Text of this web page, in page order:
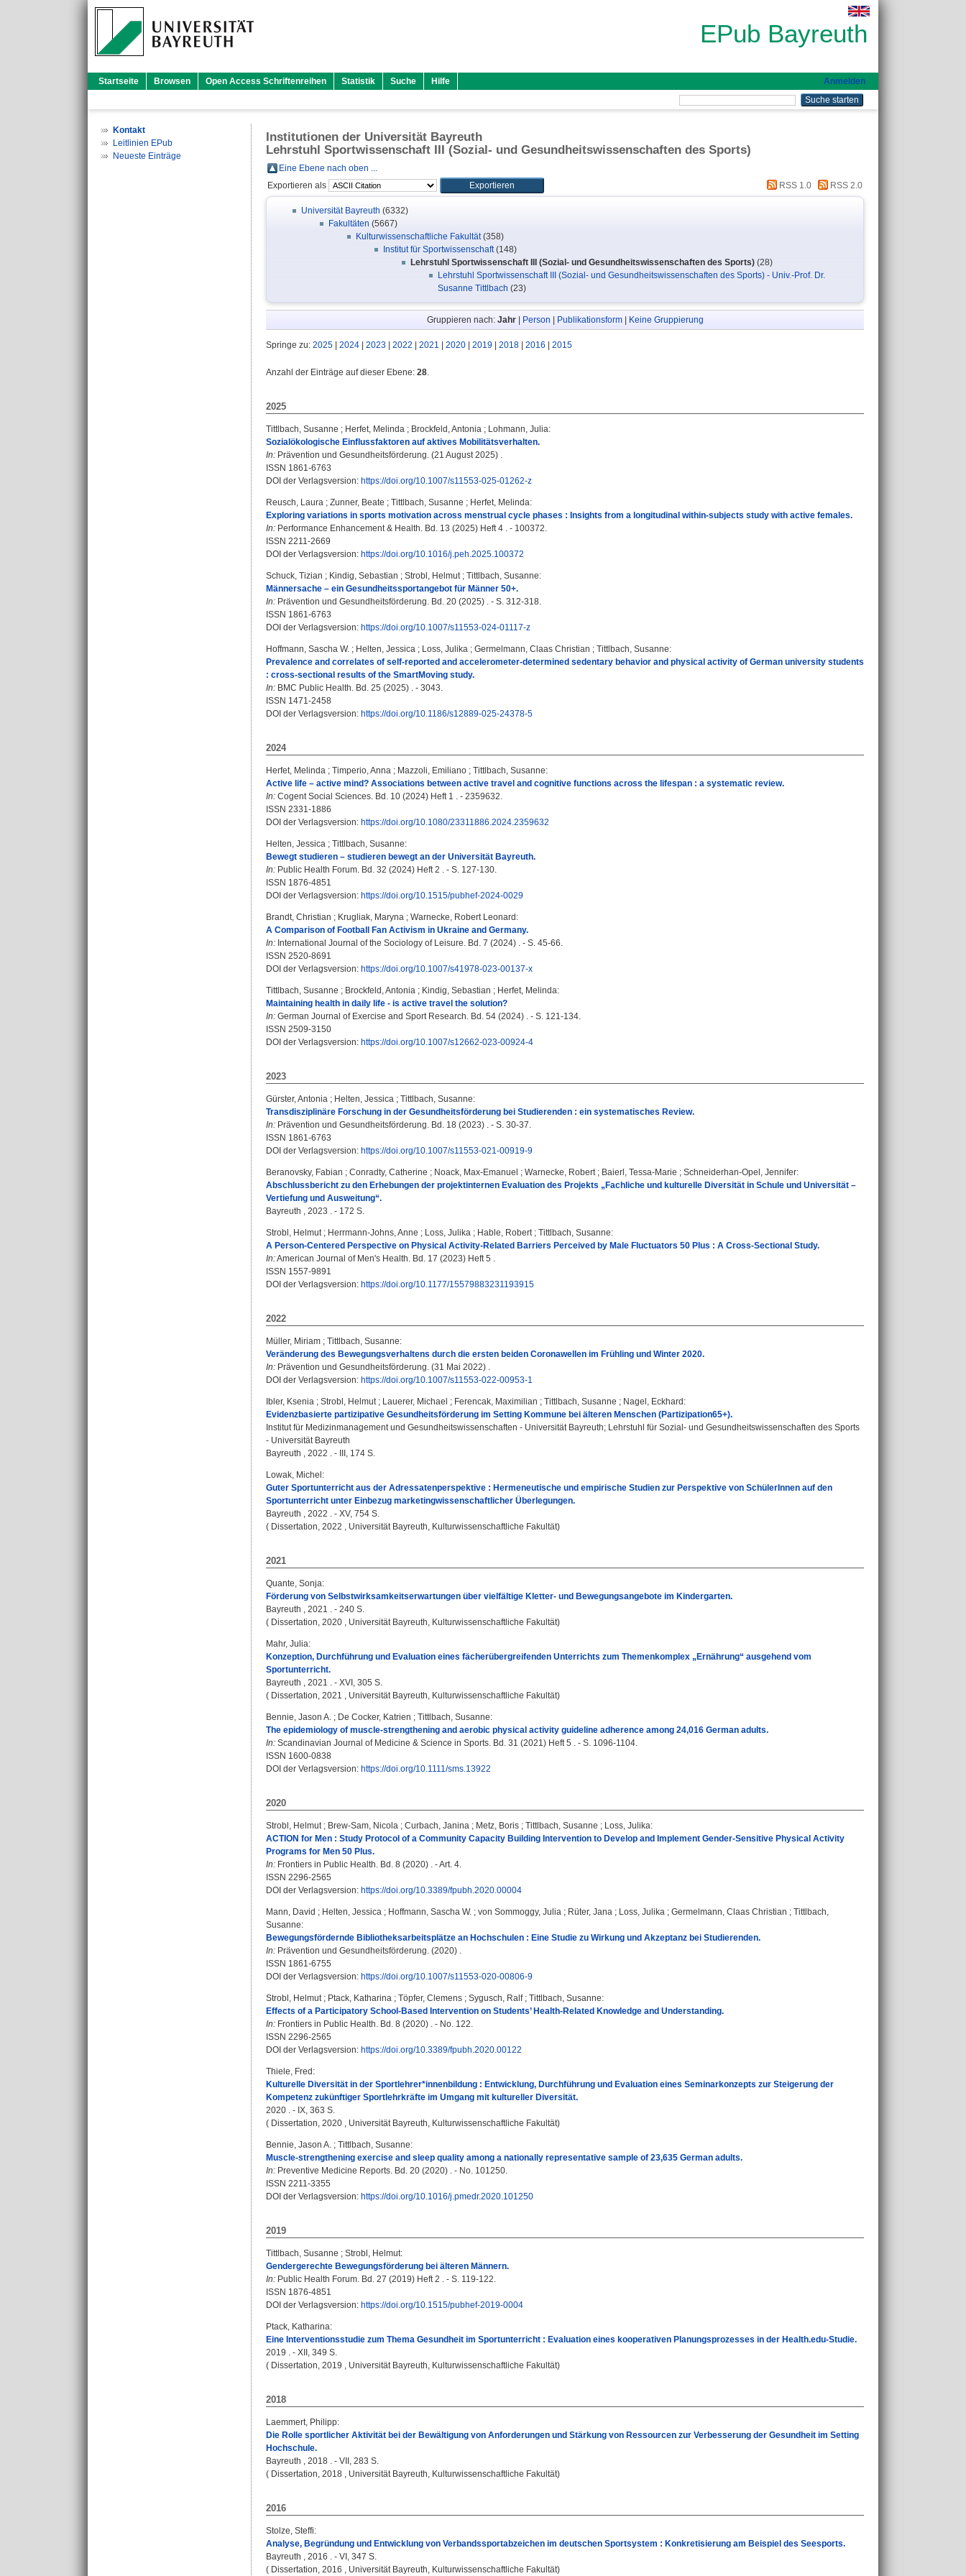
EPub Bayreuth
Startseite Browsen Open Access Schriftenreihen Statistik Suche Hilfe Anmelden
Kontakt
Leitlinien EPub
Neueste Einträge
Institutionen der Universität Bayreuth
Lehrstuhl Sportwissenschaft III (Sozial- und Gesundheitswissenschaften des Sports)
Eine Ebene nach oben ...
Exportieren als
RSS 1.0 RSS 2.0
Universität Bayreuth (6332)
Fakultäten (5667)
Kulturwissenschaftliche Fakultät(358)
Institut für Sportwissenschaft(148)
Lehrstuhl Sportwissenschaft III (Sozial- und Gesundheitswissenschaften des Sports) (28)
Lehrstuhl Sportwissenschaft III (Sozial- und Gesundheitswissenschaften des Sports) - Univ.-Prof. Dr.
Susanne Tittlbach (23)
Gruppieren nach: Jahr| Person Publikationsform| Keine Gruppierung
Springe zu: 2025 2024 2023 2022 2021 2020 2019 2018 2016 2015
Anzahl der Einträge auf dieser Ebene: 28.
2025
Tittlbach, Susanne ; Herfet, Melinda ; Brockfeld, Antonia ; Lohmann, Julia:
Sozialökologische Einflussfaktoren auf aktives Mobilitätsverhalten.
In: Prävention und Gesundheitsförderung. (21 August 2025) .
ISSN 1861-6763
DOI der Verlagsversion: https://doi.org/10.1007/s11553-025-01262-z
Reusch, Laura ; Zunner, Beate ; Tittlbach, Susanne ; Herfet, Melinda:
Exploring variations in sports motivation across menstrual cycle phases : Insights from a longitudinal within-subjects study with active females.
In: Performance Enhancement & Health. Bd. 13 (2025) Heft 4 . - 100372.
ISSN 2211-2669
DOI der Verlagsversion: https://doi.org/10.1016/j.peh.2025.100372
Schuck, Tizian ; Kindig, Sebastian ; Strobl, Helmut; Tittlbach, Susanne:
Männersache – ein Gesundheitssportangebot für Männer 50+.
In: Prävention und Gesundheitsförderung. Bd. 20 (2025) . - S. 312-318.
ISSN 1861-6763
DOI der Verlagsversion: https://doi.org/10.1007/s11553-024-01117-z
Hoffmann, Sascha W. ; Helten, Jessica ; Loss, Julika ; Germelmann, Claas Christian ; Tittlbach, Susanne:
Prevalence and correlates of self-reported and accelerometer-determined sedentary behavior and physical activity of German university students
: cross-sectional results of the SmartMoving study.
In: BMC Public Health. Bd. 25 (2025) . - 3043.
ISSN 1471-2458
DOI der Verlagsversion: https://doi.org/10.1186/s12889-025-24378-5
2024
Herfet, Melinda ; Timperio, Anna ; Mazzoli, Emiliano ; Tittlbach, Susanne:
Active life – active mind? Associations between active travel and cognitive functions across the lifespan : a systematic review.
In: Cogent Social Sciences. Bd. 10 (2024) Heft 1 . - 2359632.
ISSN 2331-1886
DOI der Verlagsversion: https://doi.org/10.1080/23311886.2024.2359632
Helten, Jessica ; Tittlbach, Susanne:
Bewegt studieren – studieren bewegt an der Universität Bayreuth.
In: Public Health Forum. Bd. 32 (2024) Heft 2 . - S. 127-130.
ISSN 1876-4851
DOI der Verlagsversion: https://doi.org/10.1515/pubhef-2024-0029
Brandt, Christian ; Krugliak, Maryna ; Warnecke, Robert Leonard :
A Comparison of Football Fan Activism in Ukraine and Germany.
In: International Journal of the Sociology of Leisure. Bd. 7 (2024) . - S. 45-66.
ISSN 2520-8691
DOI der Verlagsversion: https://doi.org/10.1007/s41978-023-00137-x
Tittlbach, Susanne ; Brockfeld, Antonia ; Kindig, Sebastian ; Herfet, Melinda:
Maintaining health in daily life - is active travel the solution?
In: German Journal of Exercise and Sport Research. Bd. 54 (2024) . - S. 121-134.
ISSN 2509-3150
DOI der Verlagsversion: https://doi.org/10.1007/s12662-023-00924-4
2023
Gürster, Antonia ; Helten, Jessica ; Tittlbach, Susanne:
Transdisziplinäre Forschung in der Gesundheitsförderung bei Studierenden : ein systematisches Review.
In: Prävention und Gesundheitsförderung. Bd. 18 (2023) . - S. 30-37.
ISSN 1861-6763
DOI der Verlagsversion: https://doi.org/10.1007/s11553-021-00919-9
Beranovsky, Fabian ; Conradty, Catherine ; Noack, Max-Emanuel ; Warnecke, Robert; Baierl, Tessa-Marie ; Schneiderhan-Opel, Jennifer:
Abschlussbericht zu den Erhebungen der projektinternen Evaluation des Projekts „Fachliche und kulturelle Diversität in Schule und Universität –
Vertiefung und Ausweitung“.
Bayreuth , 2023 . - 172 S.
Strobl, Helmut; Herrmann-Johns, Anne ; Loss, Julika ; Hable, Robert; Tittlbach, Susanne:
A Person-Centered Perspective on Physical Activity-Related Barriers Perceived by Male Fluctuators 50 Plus : A Cross-Sectional Study.
In:American Journal of Men's Health. Bd. 17 (2023) Heft 5 .
ISSN 1557-9891
DOI der Verlagsversion: https://doi.org/10.1177/15579883231193915
2022
Müller, Miriam ; Tittlbach, Susanne:
Veränderung des Bewegungsverhaltens durch die ersten beiden Coronawellen im Frühling und Winter 2020.
In: Prävention und Gesundheitsförderung. (31 Mai 2022) .
DOI der Verlagsversion: https://doi.org/10.1007/s11553-022-00953-1
Ibler, Ksenia ; Strobl, Helmut; Lauerer, Michael ; Ferencak, Maximilian ; Tittlbach, Susanne ; Nagel, Eckhard :
Evidenzbasierte partizipative Gesundheitsförderung im Setting Kommune bei älteren Menschen (Partizipation65+).
Institut für Medizinmanagement und Gesundheitswissenschaften - Universität Bayreuth; Lehrstuhl für Sozial- und Gesundheitswissenschaften des Sports
- Universität Bayreuth
Bayreuth , 2022 . - III, 174 S.
Lowak, Michel :
Guter Sportunterricht aus der Adressatenperspektive : Hermeneutische und empirische Studien zur Perspektive von SchülerInnen auf den
Sportunterricht unter Einbezug marketingwissenschaftlicher Überlegungen.
Bayreuth , 2022 . - XV, 754 S.
( Dissertation, 2022 , Universität Bayreuth, Kulturwissenschaftliche Fakultät)
2021
Quante, Sonja:
Förderung von Selbstwirksamkeitserwartungen über vielfältige Kletter- und Bewegungsangebote im Kindergarten.
Bayreuth , 2021 . - 240 S.
( Dissertation, 2020 , Universität Bayreuth, Kulturwissenschaftliche Fakultät)
Mahr, Julia:
Konzeption, Durchführung und Evaluation eines fächerübergreifenden Unterrichts zum Themenkomplex „Ernährung“ ausgehend vom
Sportunterricht.
Bayreuth , 2021 . - XVI, 305 S.
( Dissertation, 2021 , Universität Bayreuth, Kulturwissenschaftliche Fakultät)
Bennie, Jason A. ; De Cocker, Katrien ; Tittlbach, Susanne:
The epidemiology of muscle-strengthening and aerobic physical activity guideline adherence among 24,016 German adults.
In: Scandinavian Journal of Medicine & Science in Sports. Bd. 31 (2021) Heft 5 . - S. 1096-1104.
ISSN 1600-0838
DOI der Verlagsversion: https://doi.org/10.1111/sms.13922
2020
Strobl, Helmut; Brew-Sam, Nicola ; Curbach, Janina ; Metz, Boris ; Tittlbach, Susanne ; Loss, Julika:
ACTION for Men : Study Protocol of a Community Capacity Building Intervention to Develop and Implement Gender-Sensitive Physical Activity
Programs for Men 50 Plus.
In: Frontiers in Public Health. Bd. 8 (2020) . - Art. 4.
ISSN 2296-2565
DOI der Verlagsversion: https://doi.org/10.3389/fpubh.2020.00004
Mann, David ; Helten, Jessica ; Hoffmann, Sascha W. ; von Sommoggy, Julia ; Rüter, Jana ; Loss, Julika ; Germelmann, Claas Christian ; Tittlbach,
Susanne:
Bewegungsfördernde Bibliotheksarbeitsplätze an Hochschulen : Eine Studie zu Wirkung und Akzeptanz bei Studierenden.
In: Prävention und Gesundheitsförderung. (2020) .
ISSN 1861-6755
DOI der Verlagsversion: https://doi.org/10.1007/s11553-020-00806-9
Strobl, Helmut; Ptack, Katharina ; Töpfer, Clemens ; Sygusch, Ralf; Tittlbach, Susanne:
Effects of a Participatory School-Based Intervention on Students’ Health-Related Knowledge and Understanding.
In: Frontiers in Public Health. Bd. 8 (2020) . - No. 122.
ISSN 2296-2565
DOI der Verlagsversion: https://doi.org/10.3389/fpubh.2020.00122
Thiele, Fred :
Kulturelle Diversität in der Sportlehrer*innenbildung : Entwicklung, Durchführung und Evaluation eines Seminarkonzepts zur Steigerung der
Kompetenz zukünftiger Sportlehrkräfte im Umgang mit kultureller Diversität.
2020 . - IX, 363 S.
( Dissertation, 2020 , Universität Bayreuth, Kulturwissenschaftliche Fakultät)
Bennie, Jason A. ; Tittlbach, Susanne:
Muscle-strengthening exercise and sleep quality among a nationally representative sample of 23,635 German adults.
In: Preventive Medicine Reports. Bd. 20 (2020) . - No. 101250.
ISSN 2211-3355
DOI der Verlagsversion: https://doi.org/10.1016/j.pmedr.2020.101250
2019
Tittlbach, Susanne ; Strobl, Helmut:
Gendergerechte Bewegungsförderung bei älteren Männern.
In: Public Health Forum. Bd. 27 (2019) Heft 2 . - S. 119-122.
ISSN 1876-4851
DOI der Verlagsversion: https://doi.org/10.1515/pubhef-2019-0004
Ptack, Katharina:
Eine Interventionsstudie zum Thema Gesundheit im Sportunterricht : Evaluation eines kooperativen Planungsprozesses in der Health.edu-Studie.
2019 . - XII, 349 S.
( Dissertation, 2019 , Universität Bayreuth, Kulturwissenschaftliche Fakultät)
2018
Laemmert, Philipp:
Die Rolle sportlicher Aktivität bei der Bewältigung von Anforderungen und Stärkung von Ressourcen zur Verbesserung der Gesundheit im Setting
Hochschule.
Bayreuth , 2018 . - VII, 283 S.
( Dissertation, 2018 , Universität Bayreuth, Kulturwissenschaftliche Fakultät)
2016
Stolze, Steffi:
Analyse, Begründung und Entwicklung von Verbandssportabzeichen im deutschen Sportsystem : Konkretisierung am Beispiel des Seesports.
Bayreuth , 2016 . - VI, 347 S.
( Dissertation, 2016 , Universität Bayreuth, Kulturwissenschaftliche Fakultät)